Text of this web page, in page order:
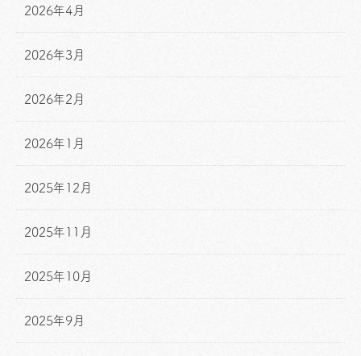
2026年4月
2026年3月
2026年2月
2026年1月
2025年12月
2025年11月
2025年10月
2025年9月